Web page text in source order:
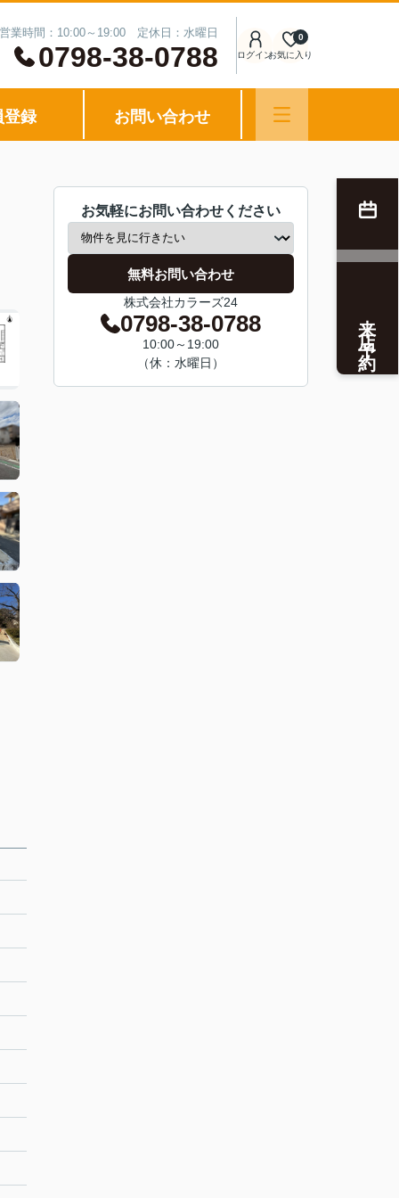
営業時間：10:00～19:00 定休日：水曜日
0798-38-0788 ログインお気に入り
0
登録 お問い合わせ
お気軽にお問い合わせください
無料お問い合わせ
株式会社カラーズ24
0798-38-0788
10:00～19:00
（休：水曜日）
来店予約